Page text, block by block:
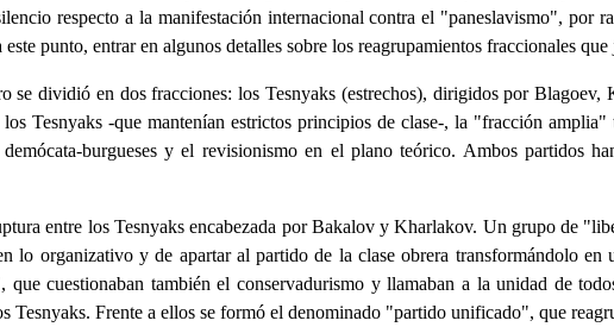
respecto a la manifestación internacional contra el "paneslavismo", por
este punto, entrar en algunos detalles sobre los reagrupamientos fraccionales
se dividió en dos fracciones: los Tesnyaks (estrechos), dirigidos por
Tesnyaks -que mantenían estrictos principios de clase-, la "fracción
burgueses y el revisionismo en el plano teórico. Ambos partidos
entre los Tesnyaks encabezada por Bakalov y Kharlakov. Un grupo de
lo organizativo y de apartar al partido de la clase obrera transformándolo
que cuestionaban también el conservadurismo y llamaban a la unidad de
Tesnyaks. Frente a ellos se formó el denominado "partido unificado", que